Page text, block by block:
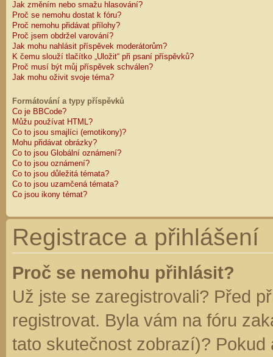
Jak změním nebo smažu hlasování?
Proč se nemohu dostat k fóru?
Proč nemohu přidávat přílohy?
Proč jsem obdržel varování?
Jak mohu nahlásit příspěvek moderátorům?
K čemu slouží tlačítko „Uložit“ při psaní příspěvků?
Proč musí být můj příspěvek schválen?
Jak mohu oživit svoje téma?
Formátování a typy příspěvků
Co je BBCode?
Můžu používat HTML?
Co to jsou smajlíci (emotikony)?
Mohu přidávat obrázky?
Co to jsou Globální oznámení?
Co to jsou oznámení?
Co to jsou důležitá témata?
Co to jsou uzamčená témata?
Co jsou ikony témat?
Registrace a přihlášení
Proč se nemohu přihlásit?
Už jste se zaregistrovali? Před
registrovat. Byla vám na fóru
tato skutečnost zobrazí)?